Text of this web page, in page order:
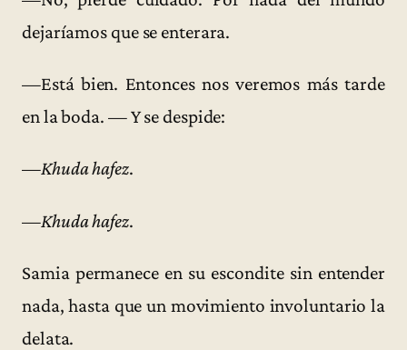
dejaríamos que se enterara.
—Está bien. Entonces nos veremos más tarde
en la boda. — Y se despide:
—Khuda hafez.
—Khuda hafez.
Samia permanece en su escondite sin entender
nada, hasta que un movimiento involuntario la
delata.